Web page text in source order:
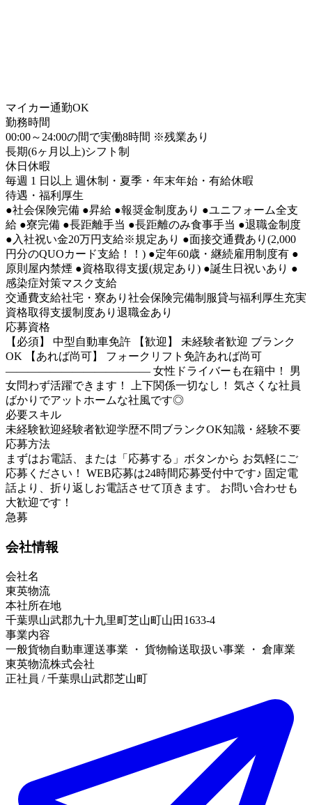
マイカー通勤OK
勤務時間
00:00～24:00の間で実働8時間 ※残業あり
長期(6ヶ月以上)シフト制
休日休暇
毎週 1 日以上 週休制・夏季・年末年始・有給休暇
待遇・福利厚生
●社会保険完備 ●昇給 ●報奨金制度あり ●ユニフォーム全支
給 ●寮完備 ●長距離手当 ●長距離のみ食事手当 ●退職金制度
●入社祝い金20万円支給※規定あり ●面接交通費あり(2,000
円分のQUOカード支給！！) ●定年60歳・継続雇用制度有 ●
原則屋内禁煙 ●資格取得支援(規定あり) ●誕生日祝いあり ●
感染症対策マスク支給
交通費支給社宅・寮あり 社会保険完備制服貸与福利厚生充実
資格取得支援制度あり 退職金あり
応募資格
【必須】 中型自動車免許 【歓迎】 未経験者歓迎 ブランク
OK 【あれば尚可】 フォークリフト免許あれば尚可
――――――――――――― 女性ドライバーも在籍中！ 男
女問わず活躍できます！ 上下関係一切なし！ 気さくな社員
ばかりでアットホームな社風です◎
必要スキル
未経験歓迎経験者歓迎学歴不問ブランクOK知識・経験不要
応募方法
まずはお電話、または「応募する」ボタンから お気軽にご
応募ください！ WEB応募は24時間応募受付中です♪ 固定電
話より、折り返しお電話させて頂きます。 お問い合わせも
大歓迎です！
急募
会社情報
会社名
東英物流
本社所在地
千葉県山武郡九十九里町芝山町山田1633-4
事業内容
一般貨物自動車運送事業 ・ 貨物輸送取扱い事業 ・ 倉庫業
東英物流株式会社
正社員 / 千葉県山武郡芝山町